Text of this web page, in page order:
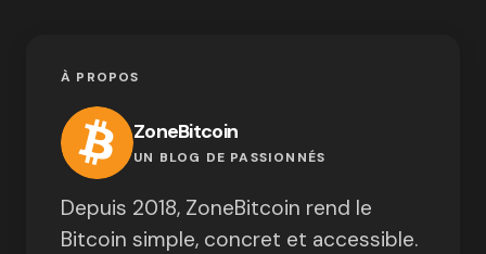
À PROPOS
ZoneBitcoin
UN BLOG DE PASSIONNÉS
Depuis 2018, ZoneBitcoin rend le
Bitcoin simple, concret et accessible.